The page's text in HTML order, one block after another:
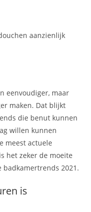
aanzienlijk
eenvoudiger, maar
maken. Dat blijkt
die benut kunnen
willen kunnen
meest actuele
het zeker de moeite
2021.
is